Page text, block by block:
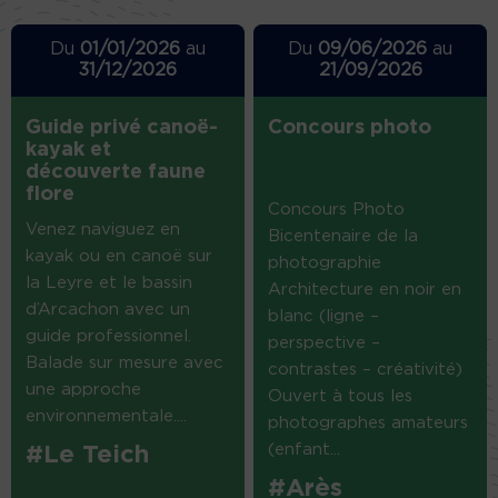
Du 01/01/2026au
31/12/2026
Guide privé canoë-
kayak et
découverte faune
flore
Venez naviguez en
kayak ou en canoë sur
la Leyre et le bassin
d’Arcachon avec un
guide professionnel.
Balade sur mesure avec
une approche
environnementale....
#Le Teich
Du 09/06/2026 au
21/09/2026
Concours photo
Concours Photo
Bicentenaire de la
photographie
Architecture en noir en
blanc (ligne –
perspective –
contrastes – créativité)
Ouvert à tous les
photographes amateurs
(enfant...
#Arès